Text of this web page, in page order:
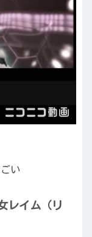
い
レイム（リ